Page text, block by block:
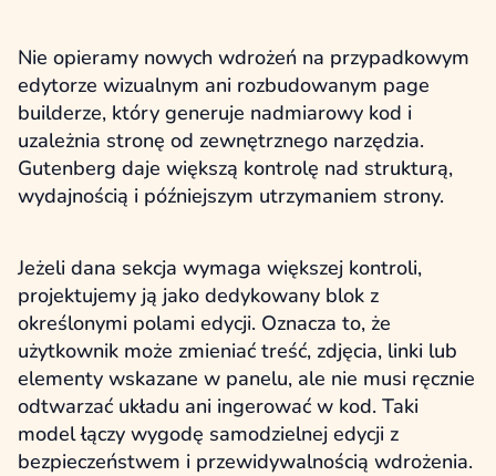
Nie opieramy nowych wdrożeń na przypadkowym
edytorze wizualnym ani rozbudowanym page
builderze, który generuje nadmiarowy kod i
uzależnia stronę od zewnętrznego narzędzia.
Gutenberg daje większą kontrolę nad strukturą,
wydajnością i późniejszym utrzymaniem strony.
Jeżeli dana sekcja wymaga większej kontroli,
projektujemy ją jako dedykowany blok z
określonymi polami edycji. Oznacza to, że
użytkownik może zmieniać treść, zdjęcia, linki lub
elementy wskazane w panelu, ale nie musi ręcznie
odtwarzać układu ani ingerować w kod. Taki
model łączy wygodę samodzielnej edycji z
bezpieczeństwem i przewidywalnością wdrożenia.